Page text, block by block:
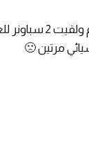
عملت
مرتين 🙁